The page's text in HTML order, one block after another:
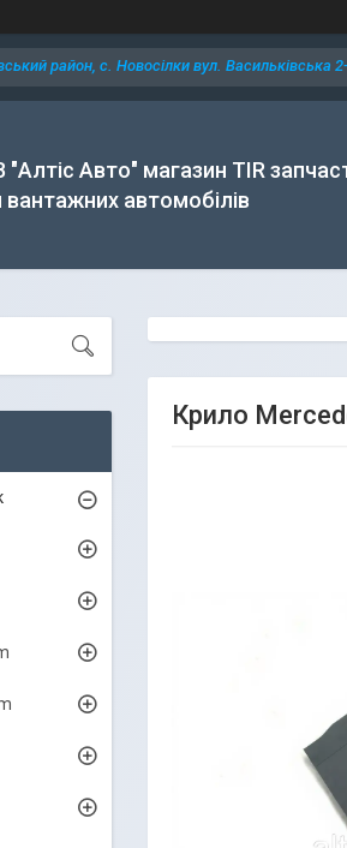
район, с. Новосілки вул. Васильківська 2-
"Алтіс Авто" магазин TIR
вантажних автомобілів
Крило